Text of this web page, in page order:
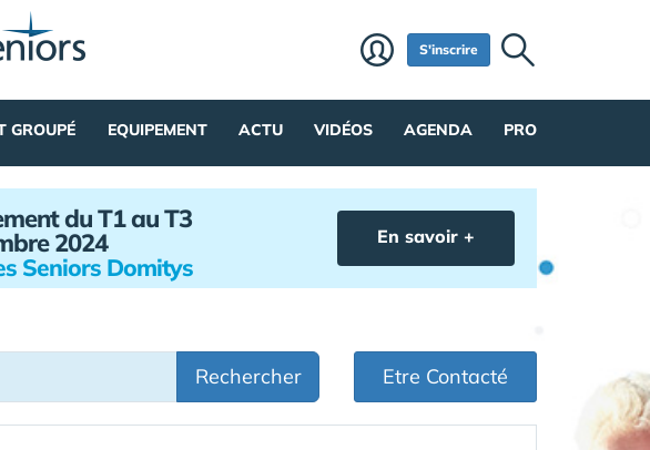
S'inscrire
GROUPÉ EQUIPEMENT ACTU VIDÉOS AGENDA PRO
du T1 au T3
2024
Seniors Domitys
En savoir +
Rechercher Etre Contacté